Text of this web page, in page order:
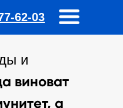
62-03
и
виноват
а